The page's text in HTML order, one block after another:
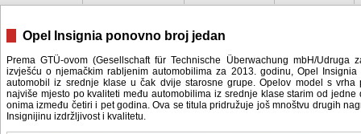
Opel Insignia ponovno broj jedan
Prema GTÜ-ovom (Gesellschaft für Technische Überwachung mbH/Udruga
izvješću o njemačkim rabljenim automobilima za 2013. godinu, Opel
automobil iz srednje klase u čak dvije starosne grupe. Opelov model s vrha
najviše mjesto po kvaliteti među automobilima iz srednje klase starim od jedne
onima između četiri i pet godina. Ova se titula pridružuje još mnoštvu drugih
Insignijinu izdržljivost i kvalitetu.